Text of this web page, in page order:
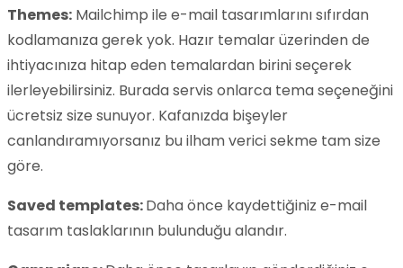
Themes: Mailchimp ile e-mail tasarımlarını sıfırdan
kodlamanıza gerek yok. Hazır temalar üzerinden de
ihtiyacınıza hitap eden temalardan birini seçerek
ilerleyebilirsiniz. Burada servis onlarca tema seçeneğini
ücretsiz size sunuyor. Kafanızda bişeyler
canlandıramıyorsanız bu ilham verici sekme tam size
göre.
Saved templates:Daha önce kaydettiğiniz e-mail
tasarım taslaklarının bulunduğu alandır.